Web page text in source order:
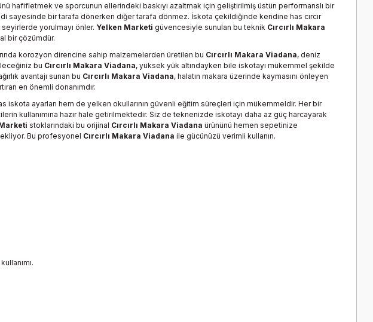
hafifletmek ve sporcunun ellerindeki baskıyı azaltmak için geliştirilmiş üstün performanslı bir
sayesinde bir tarafa dönerken diğer tarafa dönmez. İskota çekildiğinde kendine has cırcır
seyirlerde yorulmayı önler. Yelken Marketi güvencesiyle sunulan bu teknik Cırcırlı Makara
bir çözümdür.
korozyon direncine sahip malzemelerden üretilen bu Cırcırlı Makara Viadana, deniz
bu Cırcırlı Makara Viadana, yüksek yük altındayken bile iskotayı mükemmel şekilde
avantajı sunan bu Cırcırlı Makara Viadana, halatın makara üzerinde kaymasını önleyen
en önemli donanımdır.
iskota ayarları hem de yelken okullarının güvenli eğitim süreçleri için mükemmeldir. Her bir
kullanımına hazır hale getirilmektedir. Siz de teknenizde iskotayı daha az güç harcayarak
stoklarındaki bu orijinal Cırcırlı Makara Viadana ürününü hemen sepetinize
Bu profesyonel Cırcırlı Makara Viadana ile gücünüzü verimli kullanın.
kullanımı.